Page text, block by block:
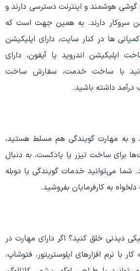
گوشی هوشمند و اینترنت دسترسی دارند و
سروکار دارند. به همین جهت است که
ها در کنار سایت، دارای اپلیکیشن
اپلیکیشن اندروید یا آیفون، دارای
با ساخت خدمت، سفارش ساخت
درآمد داشته باشید.
و به مهارت گویندگی هم مسلط هستید،
برای ساخت تیزر یا پادکست، به دنبال
شما می‌توانید خدمات گویندگی یا دوبله
به کارفرمایان بفروشید.
دیدنی خلق کنید؟ اگر دارای مهارت در
با نرم افزارهای ایلوستریتور، فتوشاپ،